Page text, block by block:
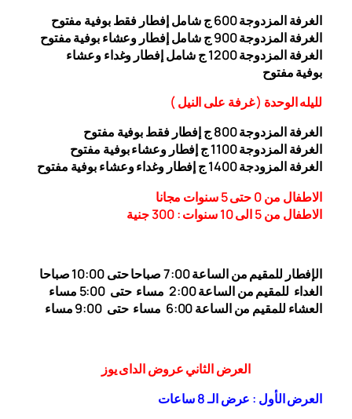
الغرفة المزدوجة
600 ج شامل إفطار فقط بوفية مفتوح
الغرفة المزدوجة 900 ج شامل إفطار وعشاء بوفية مفتوح
الغرفة المزدوجة 1200 ج شامل إفطار وغداء وعشاء
بوفيةمفتوح
لليله الوحدة (غرفة على النيل)
الغرفة المزدوجة
800
ج إفطار فقط بوفية مفتوح
الغرفة المزدوجة 1
100 ج إفطار وعشاء بوفية مفتوح
الغرفة المزودجة 1
400 ج إفطار وغداء وعشاء بوفية مفتوح
الاطفال من 0 حتى 5 سنوات مجانا
الاطفال من 5 الى 10 سنوات : 300
جنية
الإفطار للمقيم من الساعة 7:00 صباحا حتى 10:00
صباحا
الغداء للمقيم من الساعة 2:00 مساء حتى
5:00 مساء
العشاء للمقيم من الساعة 6:00 مساء حتى 9:00 مساء
العرض الثاني عروض الداى يوز
العرض الأول : عرض الـ 8 ساعات